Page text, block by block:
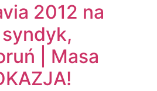
2012 na
| Masa